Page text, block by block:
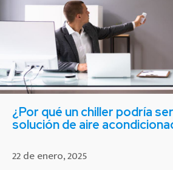
¿Por qué un chiller podría
solución de aire
22 de enero, 2025